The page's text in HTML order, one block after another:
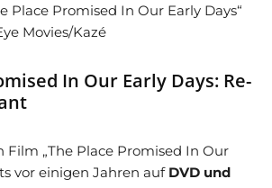
Place Promised In Our Early Days“
Movies/Kazé
In Our Early Days: Re-
Film „The Place Promised In Our
vor einigen Jahren auf DVD und